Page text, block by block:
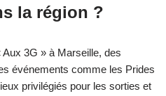
la région ?
3G » à Marseille, des
événements comme les Prides
privilégiés pour les sorties et